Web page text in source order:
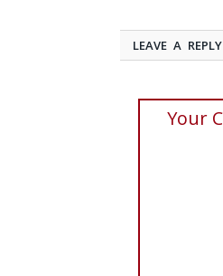
LEAVE A REPLY